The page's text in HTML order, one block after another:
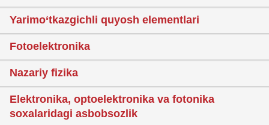
Yarimo‘tkazgichli quyosh elementlari
Fotoelektronika
Nazariy fizika
Elektronika, optoelektronika va fotonika
soxalaridagi asbobsozlik